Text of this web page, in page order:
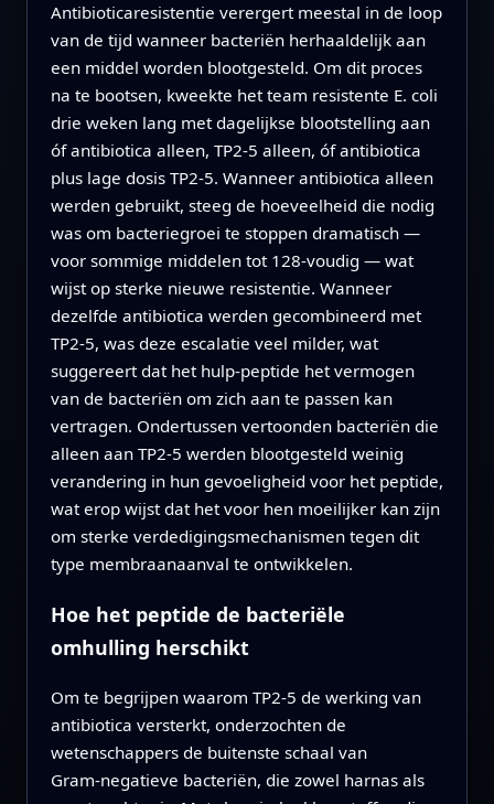
Antibioticaresistentie verergert meestal in de loop
van de tijd wanneer bacteriën herhaaldelijk aan
een middel worden blootgesteld. Om dit proces
na te bootsen, kweekte het team resistente E. coli
drie weken lang met dagelijkse blootstelling aan
óf antibiotica alleen, TP2‑5 alleen, óf antibiotica
plus lage dosis TP2‑5. Wanneer antibiotica alleen
werden gebruikt, steeg de hoeveelheid die nodig
was om bacteriegroei te stoppen dramatisch —
voor sommige middelen tot 128‑voudig — wat
wijst op sterke nieuwe resistentie. Wanneer
dezelfde antibiotica werden gecombineerd met
TP2‑5, was deze escalatie veel milder, wat
suggereert dat het hulp‑peptide het vermogen
van de bacteriën om zich aan te passen kan
vertragen. Ondertussen vertoonden bacteriën die
alleen aan TP2‑5 werden blootgesteld weinig
verandering in hun gevoeligheid voor het peptide,
wat erop wijst dat het voor hen moeilijker kan zijn
om sterke verdedigingsmechanismen tegen dit
type membraanaanval te ontwikkelen.
Hoe het peptide de bacteriële
omhulling herschikt
Om te begrijpen waarom TP2‑5 de werking van
antibiotica versterkt, onderzochten de
wetenschappers de buitenste schaal van
Gram‑negatieve bacteriën, die zowel harnas als